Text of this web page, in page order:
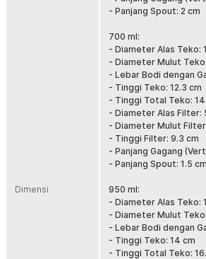
bahan herbal lainnya. Lubang-lubang kecil
memastikan hasil seduhan yang bersih tanpa
mengganggu, sekaligus menjaga rasa teh
Lengkap dengan Penutup
Tak hanya menahan panas lebih lama agar
maksimal, penutup pada teko ini juga
agar minuman tidak mudah tercemar debu
sekitar. Fitur ini membuat proses menyeduh
efisien, terutama saat menyajikan teh untuk
Material Tahan Suhu Tinggi
Teko ini dibuat dari kaca borosilikat, material
tahan terhadap perubahan suhu drastis. Anda
atas kompor gas dan listrik tanpa khawatir
aman digunakan untuk menyimpan minuman
Pastikan teko sudah berisi air sebelum
tahannya tetap optimal.
Tuang Minuman dengan Baik
Dimensi
- Panjang Spout: 2 cm
700 ml:
- Diameter Alas Teko:
- Diameter Mulut
- Lebar Bodi dengan
- Tinggi Teko: 12.3 cm
- Tinggi Total Teko:
- Diameter Alas Filter:
- Diameter Mulut
- Tinggi Filter: 9.3 cm
- Panjang Gagang
- Panjang Spout: 1.5 cm
950 ml:
- Diameter Alas Teko:
- Diameter Mulut
- Lebar Bodi dengan
- Tinggi Teko: 14 cm
- Tinggi Total Teko: